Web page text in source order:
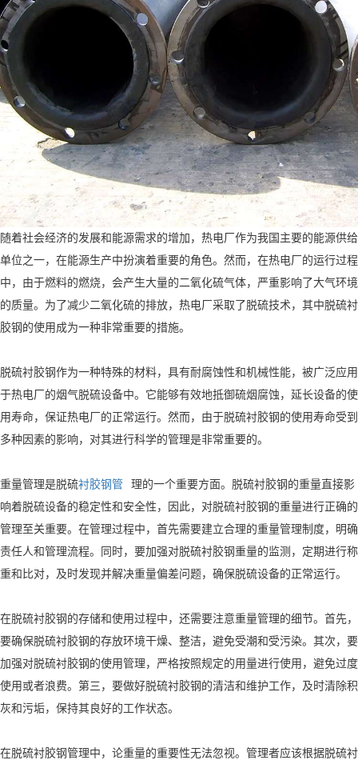
随着社会经济的发展和能源需求的增加，热电厂作为我国主要的能源供给
单位之一，在能源生产中扮演着重要的角色。然而，在热电厂的运行过程
中，由于燃料的燃烧，会产生大量的二氧化硫气体，严重影响了大气环境
的质量。为了减少二氧化硫的排放，热电厂采取了脱硫技术，其中脱硫衬
胶钢的使用成为一种非常重要的措施。
脱硫衬胶钢作为一种特殊的材料，具有耐腐蚀性和机械性能，被广泛应用
于热电厂的烟气脱硫设备中。它能够有效地抵御硫烟腐蚀，延长设备的使
用寿命，保证热电厂的正常运行。然而，由于脱硫衬胶钢的使用寿命受到
多种因素的影响，对其进行科学的管理是非常重要的。
重量管理是脱硫衬胶钢管
理的一个重要方面。脱硫衬胶钢的重量直接影
响着脱硫设备的稳定性和安全性，因此，对脱硫衬胶钢的重量进行正确的
管理至关重要。在管理过程中，首先需要建立合理的重量管理制度，明确
责任人和管理流程。同时，要加强对脱硫衬胶钢重量的监测，定期进行称
重和比对，及时发现并解决重量偏差问题，确保脱硫设备的正常运行。
在脱硫衬胶钢的存储和使用过程中，还需要注意重量管理的细节。首先，
要确保脱硫衬胶钢的存放环境干燥、整洁，避免受潮和受污染。其次，要
加强对脱硫衬胶钢的使用管理，严格按照规定的用量进行使用，避免过度
使用或者浪费。第三，要做好脱硫衬胶钢的清洁和维护工作，及时清除积
灰和污垢，保持其良好的工作状态。
在脱硫衬胶钢管理中，论重量的重要性无法忽视。管理者应该根据脱硫衬